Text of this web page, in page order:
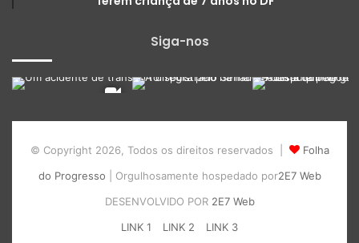
Siga-nos
© Copyright 2026, Todos os direitos reservados |
Folha
do Progresso | Orgulhosamente hospedado por2E7 Web
DESENVOLVIDO POR 2E7 Web
LINK 1
LINK 2 LINK 3